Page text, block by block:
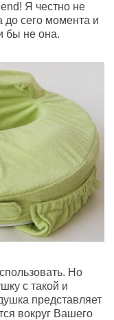
Я честно не
сего момента и
бы не она.
Но
с такой и
представляет
вокруг Вашего